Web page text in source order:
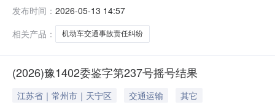
发布时间： 2026-05-13 14:57
相关产品：
机动车交通事故责任纠纷
(2026)豫1402委鉴字第237号摇号结果
江苏省｜常州市｜天宁区 交通运输
其它